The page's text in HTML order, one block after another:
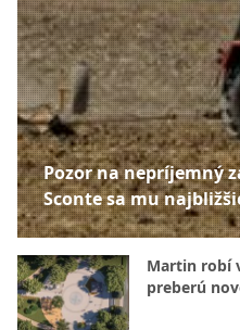
Pozor na nepríjemný
Sconte sa mu
Martin robí
preberú